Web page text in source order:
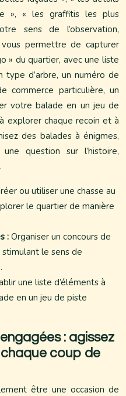
», « les graffitis les plus
sens de l’observation,
permettre de capturer
» du quartier, avec une liste
type d’arbre, un numéro de
commerce particulière, un
votre balade en un jeu de
explorer chaque recoin et à
des balades à énigmes,
question sur l’histoire,
ou utiliser une chasse au
le quartier de manière
: Organiser un concours de
le sens de
une liste d’éléments à
en un jeu de piste
: agissez
coup de
être une occasion de